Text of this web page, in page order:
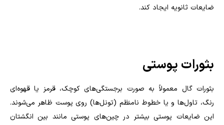
ضایعات ثانویه ایجاد کند.
بثورات پوستی
بثورات گال معمولاً به صورت برجستگی‌های کوچک، قرمز یا قهوه‌ای
رنگ، تاول‌ها و یا خطوط نامنظم (تونل‌ها) روی پوست ظاهر می‌شوند.
این ضایعات پوستی بیشتر در چین‌های پوستی مانند بین انگشتان